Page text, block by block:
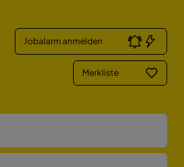
Jobalarm anmelden
Merkliste